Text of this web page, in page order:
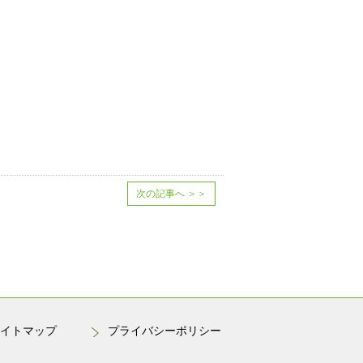
次の記事へ ＞＞
トマップ プライバシーポリシー